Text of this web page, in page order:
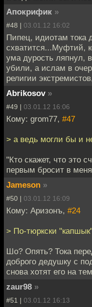
Апокрифик »
#48 | 03.01.12 16:02
Пипец, идиотам тока
схватится...Муфтий,
ума дурость ляпнул,
убили, а ислам в
религии
Abrikosov »
#49 | 03.01.12 16:06
Кому: grom77, #47
> а ведь могли бы и
"Кто скажет, что это
первым бросит в
Jameson »
#50 | 03.01.12 16:09
Кому: Аризонъ, #24
> По-тюркски
Шо? Опять? Тока
доброго дедушку с
снова хотят его на
zaur98 »
#51 | 03.01.12 16:13